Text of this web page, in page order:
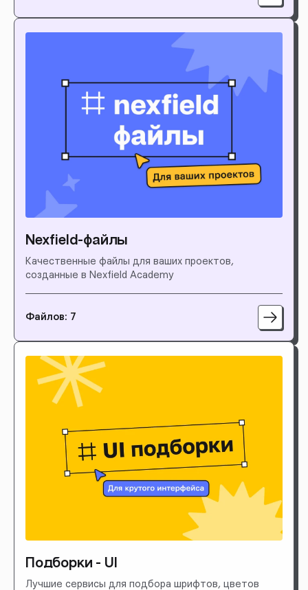
Nexfield-файлы
Качественные файлы для ваших проектов,
созданные в Nexfield Academy
Файлов: 7
Подборки - UI
Лучшие сервисы для подбора шрифтов, цветов